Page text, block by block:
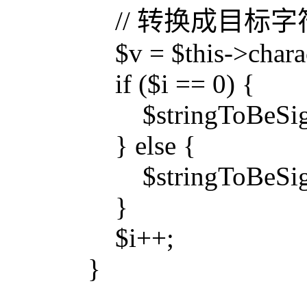
// 转换成目标字
$v = $this-
if ($i == 0) {
} else {
}
$i++;
}